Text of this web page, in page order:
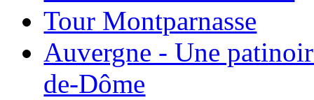
Tour Montparnasse
Auvergne - Une
de-Dôme